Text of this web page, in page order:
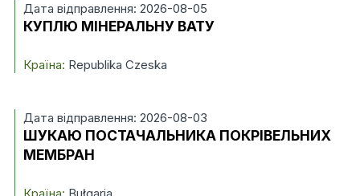
Дата відправлення: 2026-08-05
КУПЛЮ МІНЕРАЛЬНУ ВАТУ
Країна: Republika Czeska
Дата відправлення: 2026-08-03
ШУКАЮ ПОСТАЧАЛЬНИКА ПОКРІВЕЛЬНИХ
МЕМБРАН